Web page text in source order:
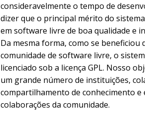
consideravelmente o tempo de
dizer que o principal mérito do
em software livre de boa qualidade e
Da mesma forma, como se beneficiou
comunidade de software livre, o
licenciado sob a licença GPL. Nosso
um grande número de instituições,
compartilhamento de conhecimento
colaborações da comunidade.